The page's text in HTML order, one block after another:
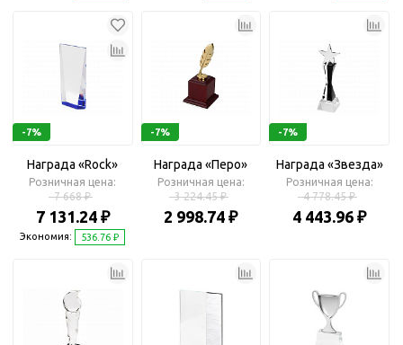
-7%
Награда «Rock»
Розничная цена:
7 668 ₽
7 131.24 ₽
Экономия: 536.76 ₽
-7%
Награда «Перо»
Розничная цена:
3 224.45 ₽
2 998.74 ₽
-7%
Награда «Звезда»
Розничная цена:
4 778.45 ₽
4 443.96 ₽